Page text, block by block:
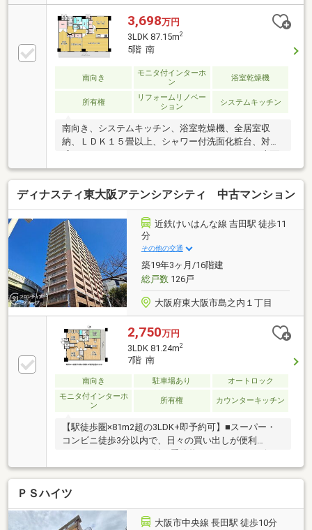
3,698万円
3LDK 87.15m2
5階 南
南向き
モニタ付インターホ
ン
浴室乾燥機
所有権
リフォームリノベー
ション
システムキッチン
南向き、システムキッチン、浴室乾燥機、全居室収
納、ＬＤＫ１５畳以上、シャワー付洗面化粧台、対面
バルコニー、ＴＶモニタ付インターホン、ウォークイ
ンクローゼット、宅配ボックス、食器洗乾燥機、浄水
器
ディナスティ東大阪アテンシアシティ 中古マンション
近鉄けいはんな線 吉田駅 徒歩11
分
その他の交通
築19年3ヶ月/16階建
総戸数126戸
大阪府東大阪市島之内１丁目
2,750万円
3LDK 81.24m2
7階 南
南向き 駐車場あり
オートロック
モニタ付インターホ
ン
所有権 カウンターキッチン
【駅徒歩圏×81m2超の3LDK+即予約可】■スーパー・
コンビニ徒歩3分以内で、日々の買い出しが便利
■WIC+トランクルーム付！季節物もすっきり■リビン
グを中心に各居室へアクセスできる回遊性
ＰＳハイツ
大阪市中央線 長田駅 徒歩10分